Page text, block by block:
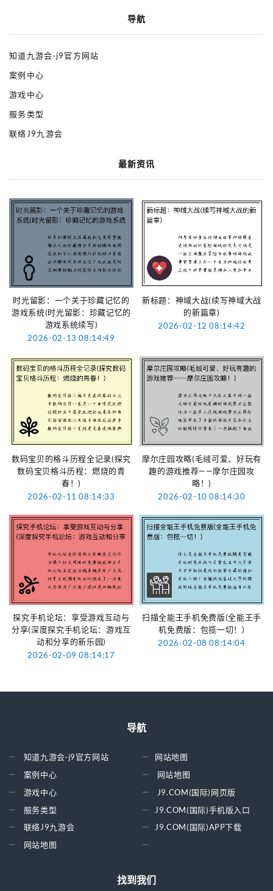
导航
知道九游会·j9官方网站
案例中心
游戏中心
服务类型
联络J9九游会
最新资讯
时光留影：一个关于珍藏记忆的
游戏系统(时光留影：珍藏记忆的
游戏系统续写)
2026-02-13 08:14:49
新标题：神域大战(续写神域大战
的新篇章)
2026-02-12 08:14:42
数码宝贝的格斗历程全记录(探究
数码宝贝格斗历程：燃烧的青
春！)
2026-02-11 08:14:33
摩尔庄园攻略(毛绒可爱、好玩有
趣的游戏推荐——摩尔庄园攻
略！)
2026-02-10 08:14:30
探究手机论坛：享受游戏互动与
分享(深度探究手机论坛：游戏互
动和分享的新乐园)
2026-02-09 08:14:17
扫描全能王手机免费版(全能王手
机免费版：包揽一切！)
2026-02-08 08:14:04
导航
知道九游会·j9官方网站
案例中心
游戏中心
服务类型
联络J9九游会
网站地图
网站地图
网站地图
J9.COM(国际)网页版
J9.COM(国际)手机版入口
J9.COM(国际)APP下载
找到我们